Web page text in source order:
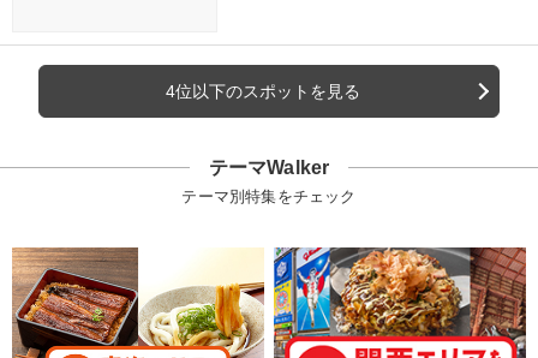
4位以下のスポットを見る
テーマWalker
テーマ別特集をチェック